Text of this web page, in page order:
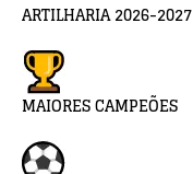
ARTILHARIA 2026-2027
MAIORES CAMPEÕES